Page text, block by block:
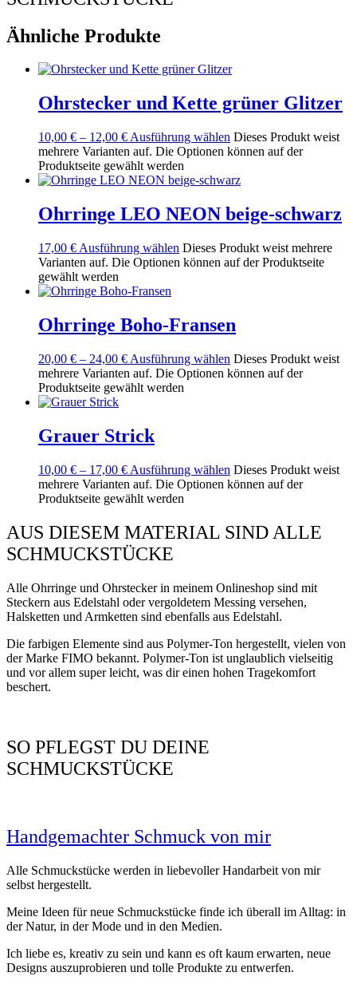
Ähnliche Produkte
Ohrstecker und Kette grüner Glitzer
10,00 € – 12,00 € Ausführung wählen Dieses Produkt weist
mehrere Varianten auf. Die Optionen können auf der
Produktseite gewählt werden
Ohrringe LEO NEON beige-schwarz
17,00 € Ausführung wählen Dieses Produkt weist mehrere
Varianten auf. Die Optionen können auf der Produktseite
gewählt werden
Ohrringe Boho-Fransen
20,00 € – 24,00 € Ausführung wählen Dieses Produkt weist
mehrere Varianten auf. Die Optionen können auf der
Produktseite gewählt werden
Grauer Strick
10,00 € – 17,00 € Ausführung wählen Dieses Produkt weist
mehrere Varianten auf. Die Optionen können auf der
Produktseite gewählt werden
AUS DIESEM MATERIAL SIND ALLE
SCHMUCKSTÜCKE
Alle Ohrringe und Ohrstecker in meinem Onlineshop sind mit
Steckern aus Edelstahl oder vergoldetem Messing versehen,
Halsketten und Armketten sind ebenfalls aus Edelstahl.
Die farbigen Elemente sind aus Polymer-Ton hergestellt, vielen von
der Marke FIMO bekannt. Polymer-Ton ist unglaublich vielseitig
und vor allem super leicht, was dir einen hohen Tragekomfort
beschert.
SO PFLEGST DU DEINE
SCHMUCKSTÜCKE
Handgemachter Schmuck von mir
Alle Schmuckstücke werden in liebevoller Handarbeit von mir
selbst hergestellt.
Meine Ideen für neue Schmuckstücke finde ich überall im Alltag: in
der Natur, in der Mode und in den Medien.
Ich liebe es, kreativ zu sein und kann es oft kaum erwarten, neue
Designs auszuprobieren und tolle Produkte zu entwerfen.